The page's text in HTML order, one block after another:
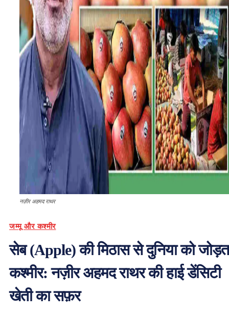
नज़ीर अहमद राथर
जम्मू और कश्मीर
सेब (Apple) की मिठास से दुनिया को
कश्मीर: नज़ीर अहमद राथर की हाई डेंसिटी
खेती का सफ़र